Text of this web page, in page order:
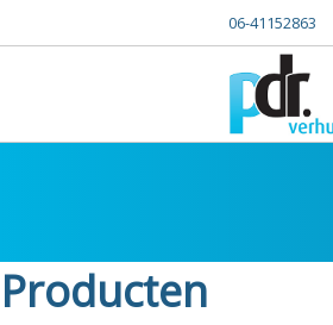
06-41152863
Producten